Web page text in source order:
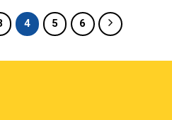
4 5 6